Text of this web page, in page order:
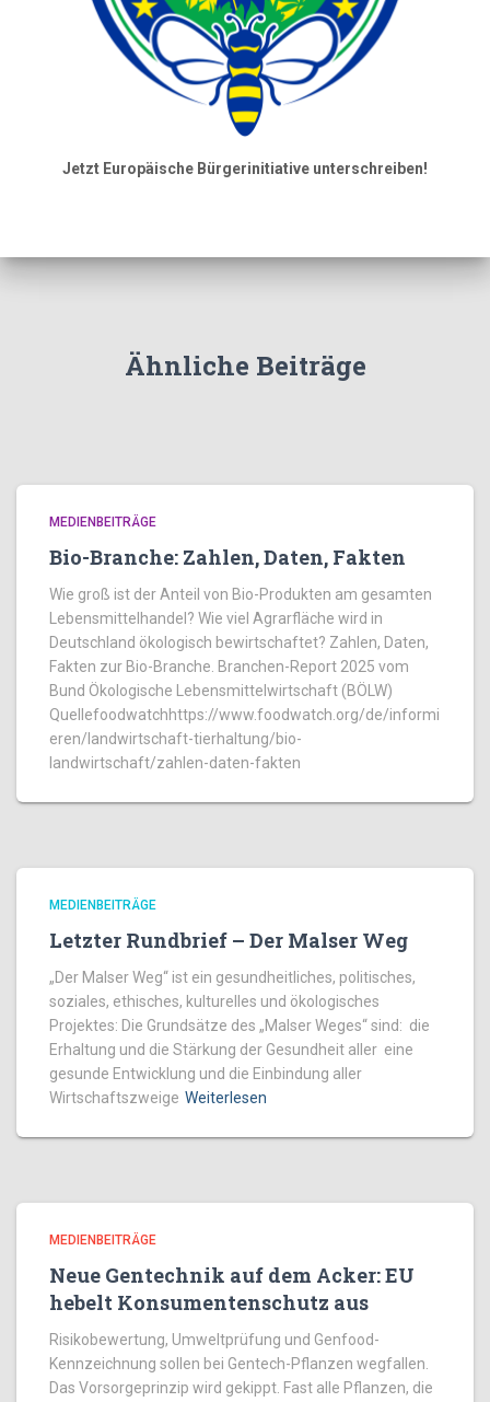
Jetzt Europäische Bürgerinitiative unterschreiben!
Ähnliche Beiträge
MEDIENBEITRÄGE
Bio-Branche: Zahlen, Daten, Fakten
Wie groß ist der Anteil von Bio-Produkten am gesamten
Lebensmittelhandel? Wie viel Agrarfläche wird in
Deutschland ökologisch bewirtschaftet? Zahlen, Daten,
Fakten zur Bio-Branche. Branchen-Report 2025 vom
Bund Ökologische Lebensmittelwirtschaft (BÖLW)
Quellefoodwatchhttps://www.foodwatch.org/de/informi
eren/landwirtschaft-tierhaltung/bio-
landwirtschaft/zahlen-daten-fakten
MEDIENBEITRÄGE
Letzter Rundbrief – Der Malser Weg
„Der Malser Weg“ ist ein gesundheitliches, politisches,
soziales, ethisches, kulturelles und ökologisches
Projektes: Die Grundsätze des „Malser Weges“ sind: die
Erhaltung und die Stärkung der Gesundheit aller eine
gesunde Entwicklung und die Einbindung aller
Wirtschaftszweige Weiterlesen
MEDIENBEITRÄGE
Neue Gentechnik auf dem Acker: EU
hebelt Konsumentenschutz aus
Risikobewertung, Umweltprüfung und Genfood-
Kennzeichnung sollen bei Gentech-Pflanzen wegfallen.
Das Vorsorgeprinzip wird gekippt. Fast alle Pflanzen, die